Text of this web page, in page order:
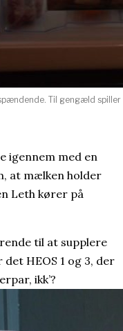
Til gengæld
igennem med en
at mælken holder
Leth kører på
til at supplere
HEOS 1 og 3, der
ikk’?